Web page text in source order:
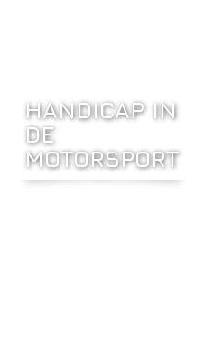
HANDICAP IN
DE
MOTORSPORT